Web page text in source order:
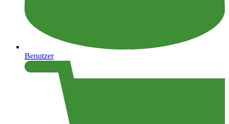
Benutzer